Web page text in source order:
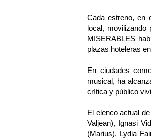
Cada estreno, en
local,
MISERABLES
plazas hoteleras
En ciudades
musical, ha
crítica y público
El elenco actual
Valjean), Ignasi
(Marius), Lydia